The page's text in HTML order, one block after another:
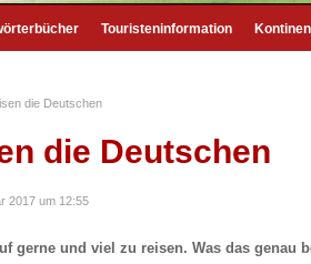
Touristeninformation
die Deutschen
die Deutschen
2017 um 12:55
gerne und viel zu reisen. Was das genau